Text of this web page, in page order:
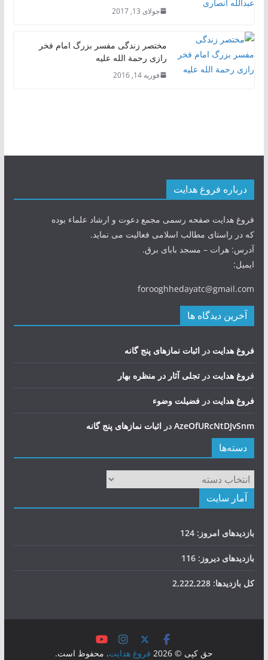
جولای 13, 2017
مختصر زندگی مفسر بزرگ امام فخر
رازی رحمة الله علیه
فوریه 14, 2016
درباره فروغ هدایت
فروغ هدایت صفحه رسمی مجمع دعوت و ارشاد علماء بوده
که در راستای مطالب اسلامی فعالیت می نماید.
آدرس: هرات – مسجد بابای برق.
ایمیل:
forooghhedayatc@gmail.com
آخرین دیدگاه ها
فروغ هدایت در اثبات نمازهای پنج گانه
فروغ هدایت در تجلی آثار در منظره بهار
فروغ هدایت در فضيلت وضوء
AzeOfURcNtDJvSnmدر اثبات نمازهای پنج گانه
دسته‌ها
دسته‌ها
آمار سایت
بازدیدهای امروز: 124
بازدیدهای دیروز: 116
کل بازدیدها: 2,222,228
حق کپی © 2026 فروغ هدایت. محفوظ است.